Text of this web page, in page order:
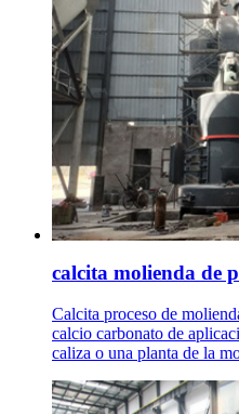
calcita molienda de
Calcita proceso de
calcio carbonato de
caliza o una planta de la